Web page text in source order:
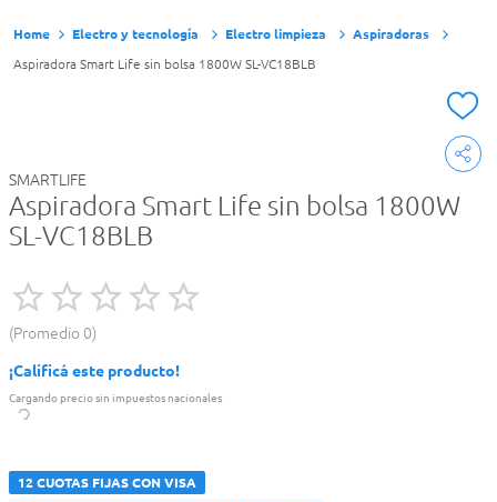
Electro y tecnología Electro limpieza Aspiradoras
Aspiradora Smart Life sin bolsa 1800W SL-VC18BLB
SMARTLIFE
Aspiradora Smart Life sin bolsa 1800W
SL-VC18BLB
Promedio 0
¡Calificá este producto!
Cargando precio sin impuestos nacionales
12 CUOTAS FIJAS CON VISA
Cerveza
Doves